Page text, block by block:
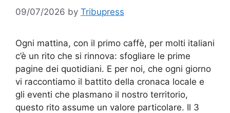
09/07/2026 by Tribupress
Ogni mattina, con il primo caffè, per molti italiani
c’è un rito che si rinnova: sfogliare le prime
pagine dei quotidiani. E per noi, che ogni giorno
vi raccontiamo il battito della cronaca locale e
gli eventi che plasmano il nostro territorio,
questo rito assume un valore particolare. Il 3